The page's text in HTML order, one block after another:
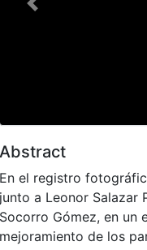
Previous
Abstract
En el registro
junto a Leonor Salazar
Socorro Gómez, en un
mejoramiento de los